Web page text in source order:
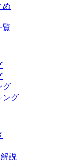
め
覧
グ
ング
説